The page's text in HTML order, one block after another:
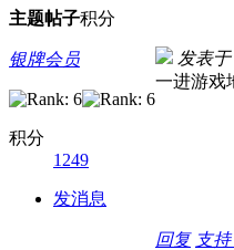
主题帖子积分
银牌会员
积分
1249
发消息
发表于
一进游戏
回复 支持